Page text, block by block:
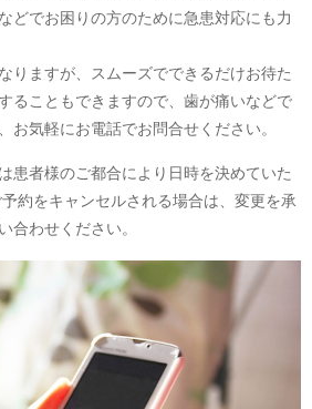
どでお困りの方のために急患対応にも力
りますが、スムーズでできるだけお待た
ることもできますので、歯が痛いなどで
お気軽にお電話でお問合せください。
患者様のご都合により日時を決めていた
約をキャンセルされる場合は、変更を承
合わせください。